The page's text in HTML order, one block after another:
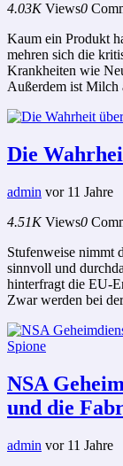
4.03K Views0
Kaum ein Produkt
mehren sich die
Krankheiten wie
Außerdem ist Milch
Die
admin vor 11 Jahre
4.51K Views0
Stufenweise nimmt
sinnvoll und
hinterfragt die EU-
Zwar werden bei
NSA
und die
admin vor 11 Jahre